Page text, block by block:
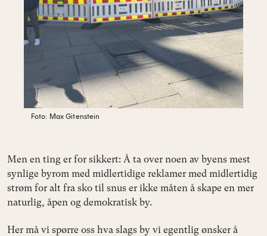
Foto: Max Gitenstein
Men en ting er for sikkert: Å ta over noen av byens mest
synlige byrom med midlertidige reklamer med midlertidig
strøm for alt fra sko til snus er ikke måten å skape en mer
naturlig, åpen og demokratisk by.
Her må vi spørre oss hva slags by vi egentlig ønsker å